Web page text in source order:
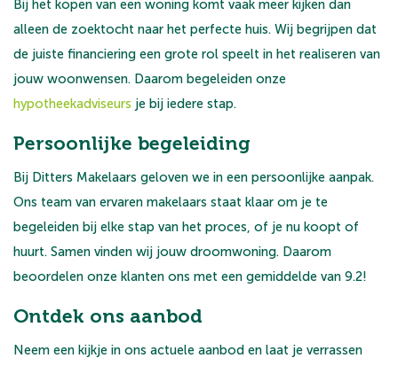
Bij het kopen van een woning komt vaak meer kijken dan
alleen de zoektocht naar het perfecte huis. Wij begrijpen dat
de juiste financiering een grote rol speelt in het realiseren van
jouw woonwensen. Daarom begeleiden onze
hypotheekadviseurs je bij iedere stap.
Persoonlijke begeleiding
Bij Ditters Makelaars geloven we in een persoonlijke aanpak.
Ons team van ervaren makelaars staat klaar om je te
begeleiden bij elke stap van het proces, of je nu koopt of
huurt. Samen vinden wij jouw droomwoning. Daarom
beoordelen onze klanten ons met een gemiddelde van 9.2!
Ontdek ons aanbod
Neem een kijkje in ons actuele aanbod en laat je verrassen